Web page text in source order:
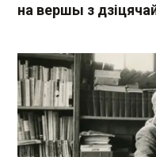
на вершы з